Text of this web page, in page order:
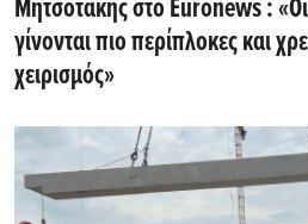
Μητσοτάκης στο Euronews : «Οι
γίνονται πιο περίπλοκες και
χειρισμός»